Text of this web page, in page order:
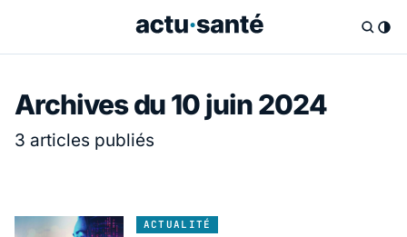
Archives du 10 juin 2024
3 articles publiés
ACTUALITÉ